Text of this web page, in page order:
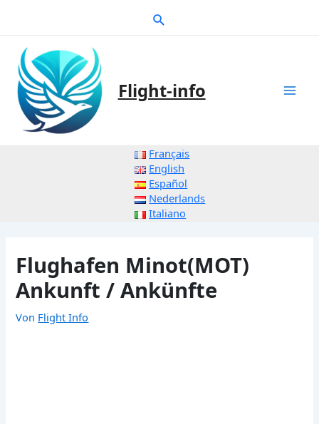
Suche
Flight-info
Français
English
Español
Nederlands
Italiano
Flughafen Minot(MOT)
Ankunft / Ankünfte
Von Flight Info